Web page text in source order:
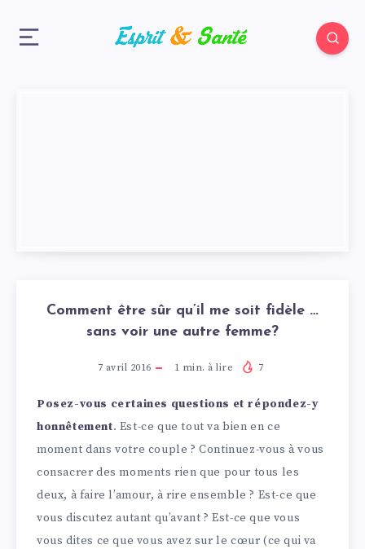
Comment être sûr qu’il me soit fidèle …
sans voir une autre femme?
7 avril 2016 1 min. à lire 7
Posez-vous certaines questions et répondez-y
honnêtement. Est-ce que tout va bien en ce
moment dans votre couple ? Continuez-vous à vous
consacrer des moments rien que pour tous les
deux, à faire l’amour, à rire ensemble ? Est-ce que
vous discutez autant qu’avant ? Est-ce que vous
vous dites ce que vous avez sur le cœur (ce qui va